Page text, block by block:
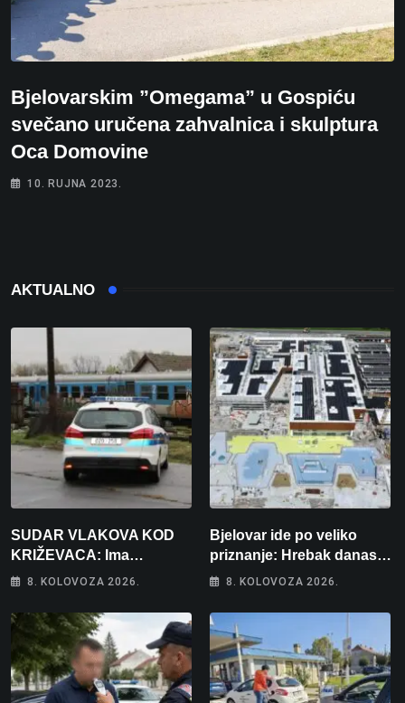
Bjelovarskim ”Omegama” u Gospiću
svečano uručena zahvalnica i skulptura
Oca Domovine
10. RUJNA 2023.
AKTUALNO
SUDAR VLAKOVA KOD
KRIŽEVACA: Ima
ozlijeđenih, jedna osoba
8. KOLOVOZA 2026.
Bjelovar ide po veliko
priznanje: Hrebak danas u
Parizu predstavlja
Europskog prvenstva
8. KOLOVOZA 2026.